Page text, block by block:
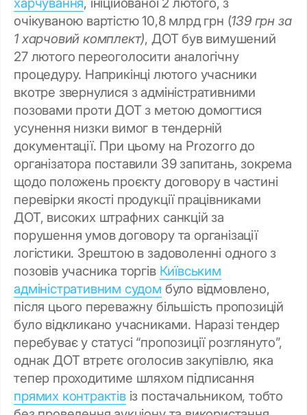
очікуваною вартістю 10,8 млрд грн (139 грн за
1 харчовий комплект), ДОТ був вимушений
27 лютого переоголосити аналогічну
процедуру. Наприкінці лютого учасники
вкотре звернулися з адміністративними
позовами проти ДОТ з метою домогтися
усунення низки вимог в тендерній
документації. При цьому на Prozorro до
організатора поставили 39 запитань, зокрема
щодо положень проєкту договору в частині
перевірки якості продукції працівниками
ДОТ, високих штрафних санкцій за
порушення умов договору та організації
логістики. Зрештою в задоволенні одного з
позовів учасника торгів Київським
адміністративним судом було відмовлено,
після цього переважну більшість пропозицій
було відкликано учасниками. Наразі тендер
перебуває у статусі “пропозиції розглянуто”,
однак ДОТ втретє оголосив закупівлю, яка
тепер проходитиме шляхом підписання
прямих контрактівіз постачальником, тобто